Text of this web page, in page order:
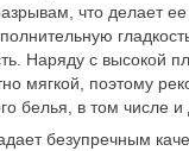
что делает ее
Наряду с высокой
мягкой, поэтому
белья, в том числе и
безупречным